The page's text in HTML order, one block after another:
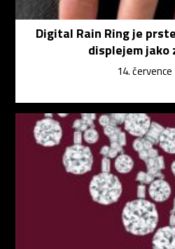
Digital Rain Ring je
displejem jako
14.